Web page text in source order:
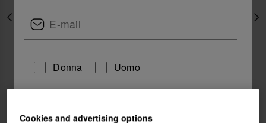
Precedente
Donna Uomo
qualsiasi mezzo. Ho letto e accetto
Cookies and advertising options